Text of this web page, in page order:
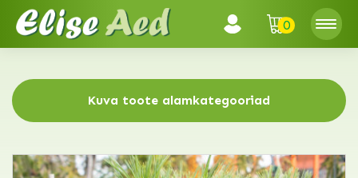
0
Kuva toote alamkategooriad